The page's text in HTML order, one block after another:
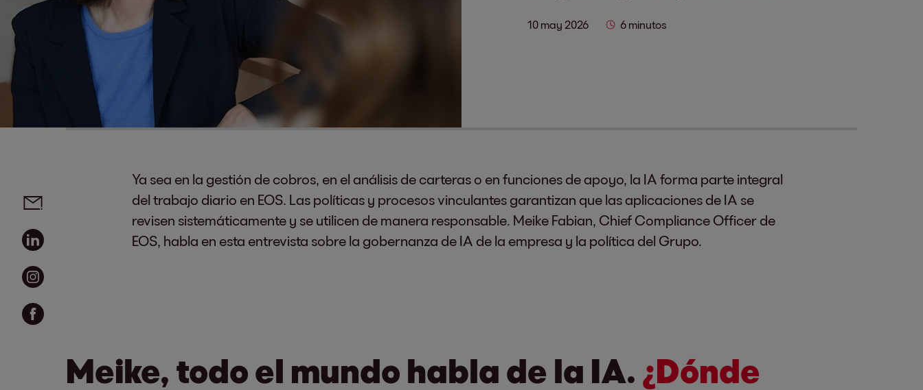
10 may 2026 6 minutos
Ya sea en la gestión de cobros, en el análisis de carteras o en funciones de apoyo, la IA forma parte integral
del trabajo diario en EOS. Las políticas y procesos vinculantes garantizan que las aplicaciones de IA se
revisen sistemáticamente y se utilicen de manera responsable. Meike Fabian, Chief Compliance Officer de
EOS, habla en esta entrevista sobre la gobernanza de IA de la empresa y la política del Grupo.
Meike, todo el mundo habla de la IA. ¿Dónde
Social media links - share article